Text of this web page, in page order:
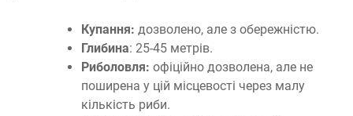
Купання: дозволено, але з обережністю.
Глибина: 25-45 метрів.
Риболовля: офіційно дозволена, але не
поширена у цій місцевості через малу
кількість риби.